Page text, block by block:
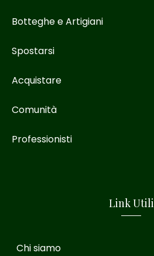
Botteghe e Artigiani
Spostarsi
Acquistare
Comunità
Professionisti
Link Utili
Chi siamo